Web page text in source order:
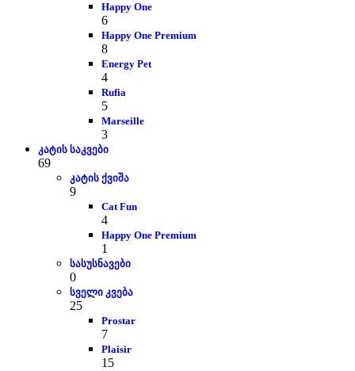
Happy One
6
Happy One Premium
8
Energy Pet
4
Rufia
5
Marseille
3
კატის საკვები
69
კატის ქვიშა
9
Cat Fun
4
Happy One Premium
1
სასუსნავები
0
სველი კვება
25
Prostar
7
Plaisir
15